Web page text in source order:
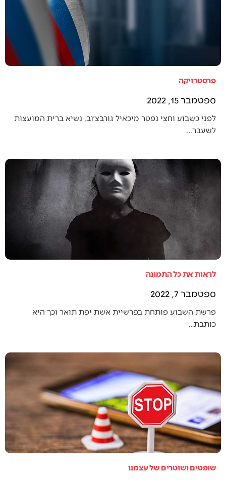
פרסטרויקה
ספטמבר 15, 2022
לפני כשבוע וחצי נפטר מיכאיל גורבצ׳וב, נשיא ברית המועצות
לשעבר.…
לראות את כל התמונה
ספטמבר 7, 2022
פרשת השבוע פותחת בפרשיית אשת יפת תואר וכך היא
כותבת…
שופטים ושוטרים של עצמנו